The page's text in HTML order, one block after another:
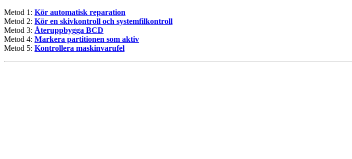
Metod 1: Kör automatisk reparation
Metod 2: Kör en skivkontroll och systemfilkontroll
Metod 3: Återuppbygga BCD
Metod 4: Markera partitionen som aktiv
Metod 5: Kontrollera maskinvarufel